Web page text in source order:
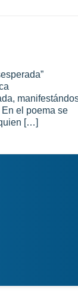
el poema se
[…]